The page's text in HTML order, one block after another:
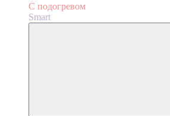
С подогревом
Smart